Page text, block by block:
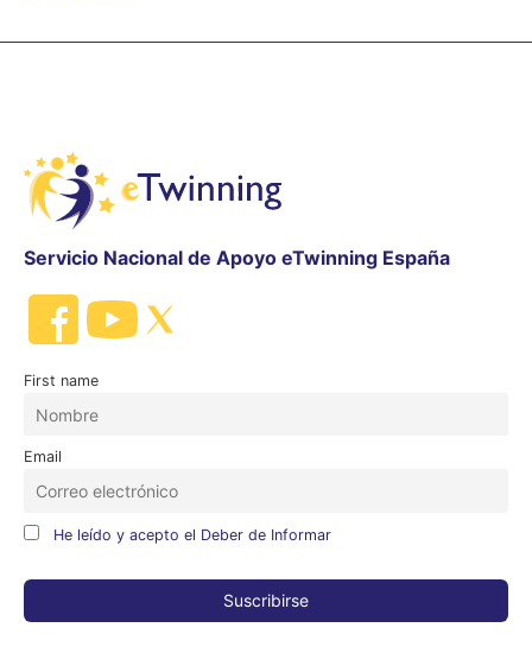
Servicio Nacional de Apoyo eTwinning España
First name
Email
He leído y acepto el Deber de Informar